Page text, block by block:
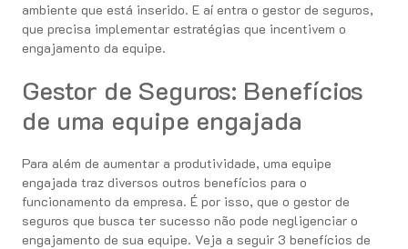
ambiente que está inserido. E aí entra o gestor de seguros,
que precisa implementar estratégias que incentivem o
engajamento da equipe.
Gestor de Seguros: Benefícios
de uma equipe engajada
Para além de aumentar a produtividade, uma equipe
engajada traz diversos outros benefícios para o
funcionamento da empresa. É por isso, que o gestor de
seguros que busca ter sucesso não pode negligenciar o
engajamento de sua equipe. Veja a seguir 3 benefícios de